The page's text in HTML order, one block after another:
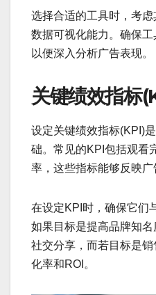
选择合适的工具时，考
数据可视化能力。确保工
以便深入分析广告表现。
关键绩效指标
设定关键绩效指标(KPI)
础。常见的KPI包括观看
率，这些指标能够反映广
在设定KPI时，确保它们
如果目标是提高品牌知
社交分享，而若目标是
化率和ROI。